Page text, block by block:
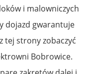
i malowniczych
dojazd gwarantuje
tej strony zobaczyć
Bobrowice.